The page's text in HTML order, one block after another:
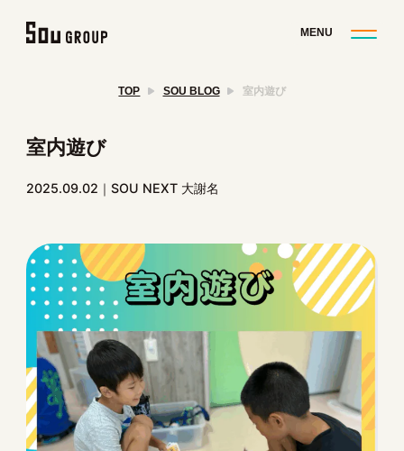
TOP SOU BLOG 室内遊び
室内遊び
2025.09.02 SOU NEXT 大謝名